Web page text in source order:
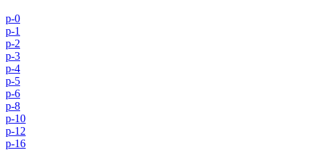
p-0
p-1
p-2
p-3
p-4
p-5
p-6
p-8
p-10
p-12
p-16